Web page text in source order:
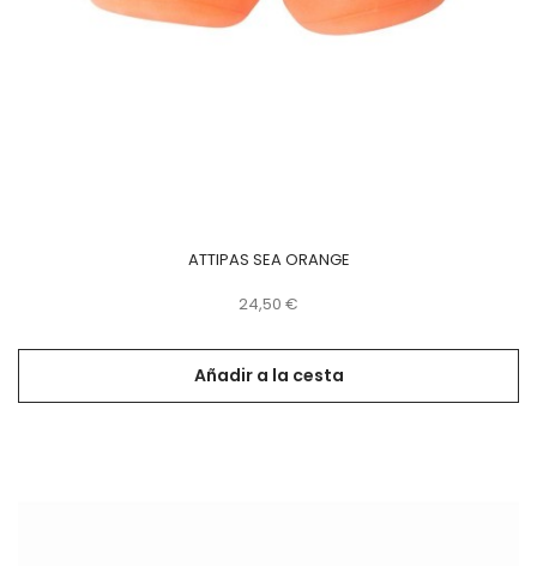
ATTIPAS SEA ORANGE
Precio
24,50 €
Añadir a la cesta